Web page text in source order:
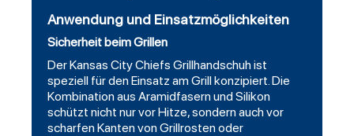
Anwendung und Einsatzmöglichkeiten
Sicherheit beim Grillen
Der Kansas City Chiefs Grillhandschuh ist
speziell für den Einsatz am Grill konzipiert. Die
Kombination aus Aramidfasern und Silikon
schützt nicht nur vor Hitze, sondern auch vor
scharfen Kanten von Grillrosten oder